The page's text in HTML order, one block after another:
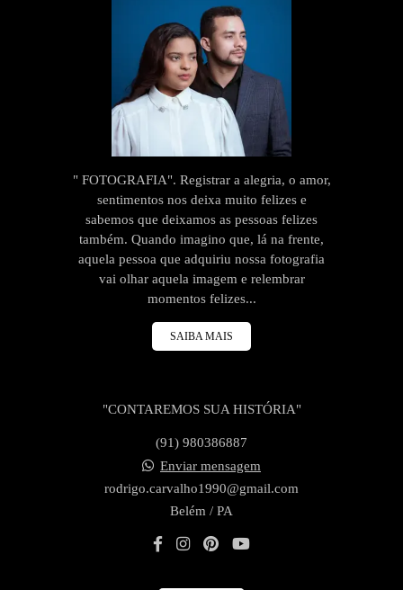
" FOTOGRAFIA". Registrar a alegria, o amor,
sentimentos nos deixa muito felizes e
sabemos que deixamos as pessoas felizes
também. Quando imagino que, lá na frente,
aquela pessoa que adquiriu nossa fotografia
vai olhar aquela imagem e relembrar
momentos felizes...
SAIBA MAIS
"CONTAREMOS SUA HISTÓRIA"
(91) 980386887
Enviar mensagem
rodrigo.carvalho1990@gmail.com
Belém / PA